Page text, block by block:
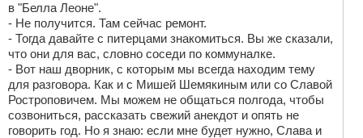
в "Белла Леоне".
- Не получится. Там сейчас ремонт.
- Тогда давайте с питерцами знакомиться. Вы же сказали,
что они для вас, словно соседи по коммуналке.
- Вот наш дворник, с которым мы всегда находим тему
для разговора. Как и с Мишей Шемякиным или со Славой
Ростроповичем. Мы можем не общаться полгода, чтобы
созвониться, рассказать свежий анекдот и опять не
говорить год. Но я знаю: если мне будет нужно, Слава и